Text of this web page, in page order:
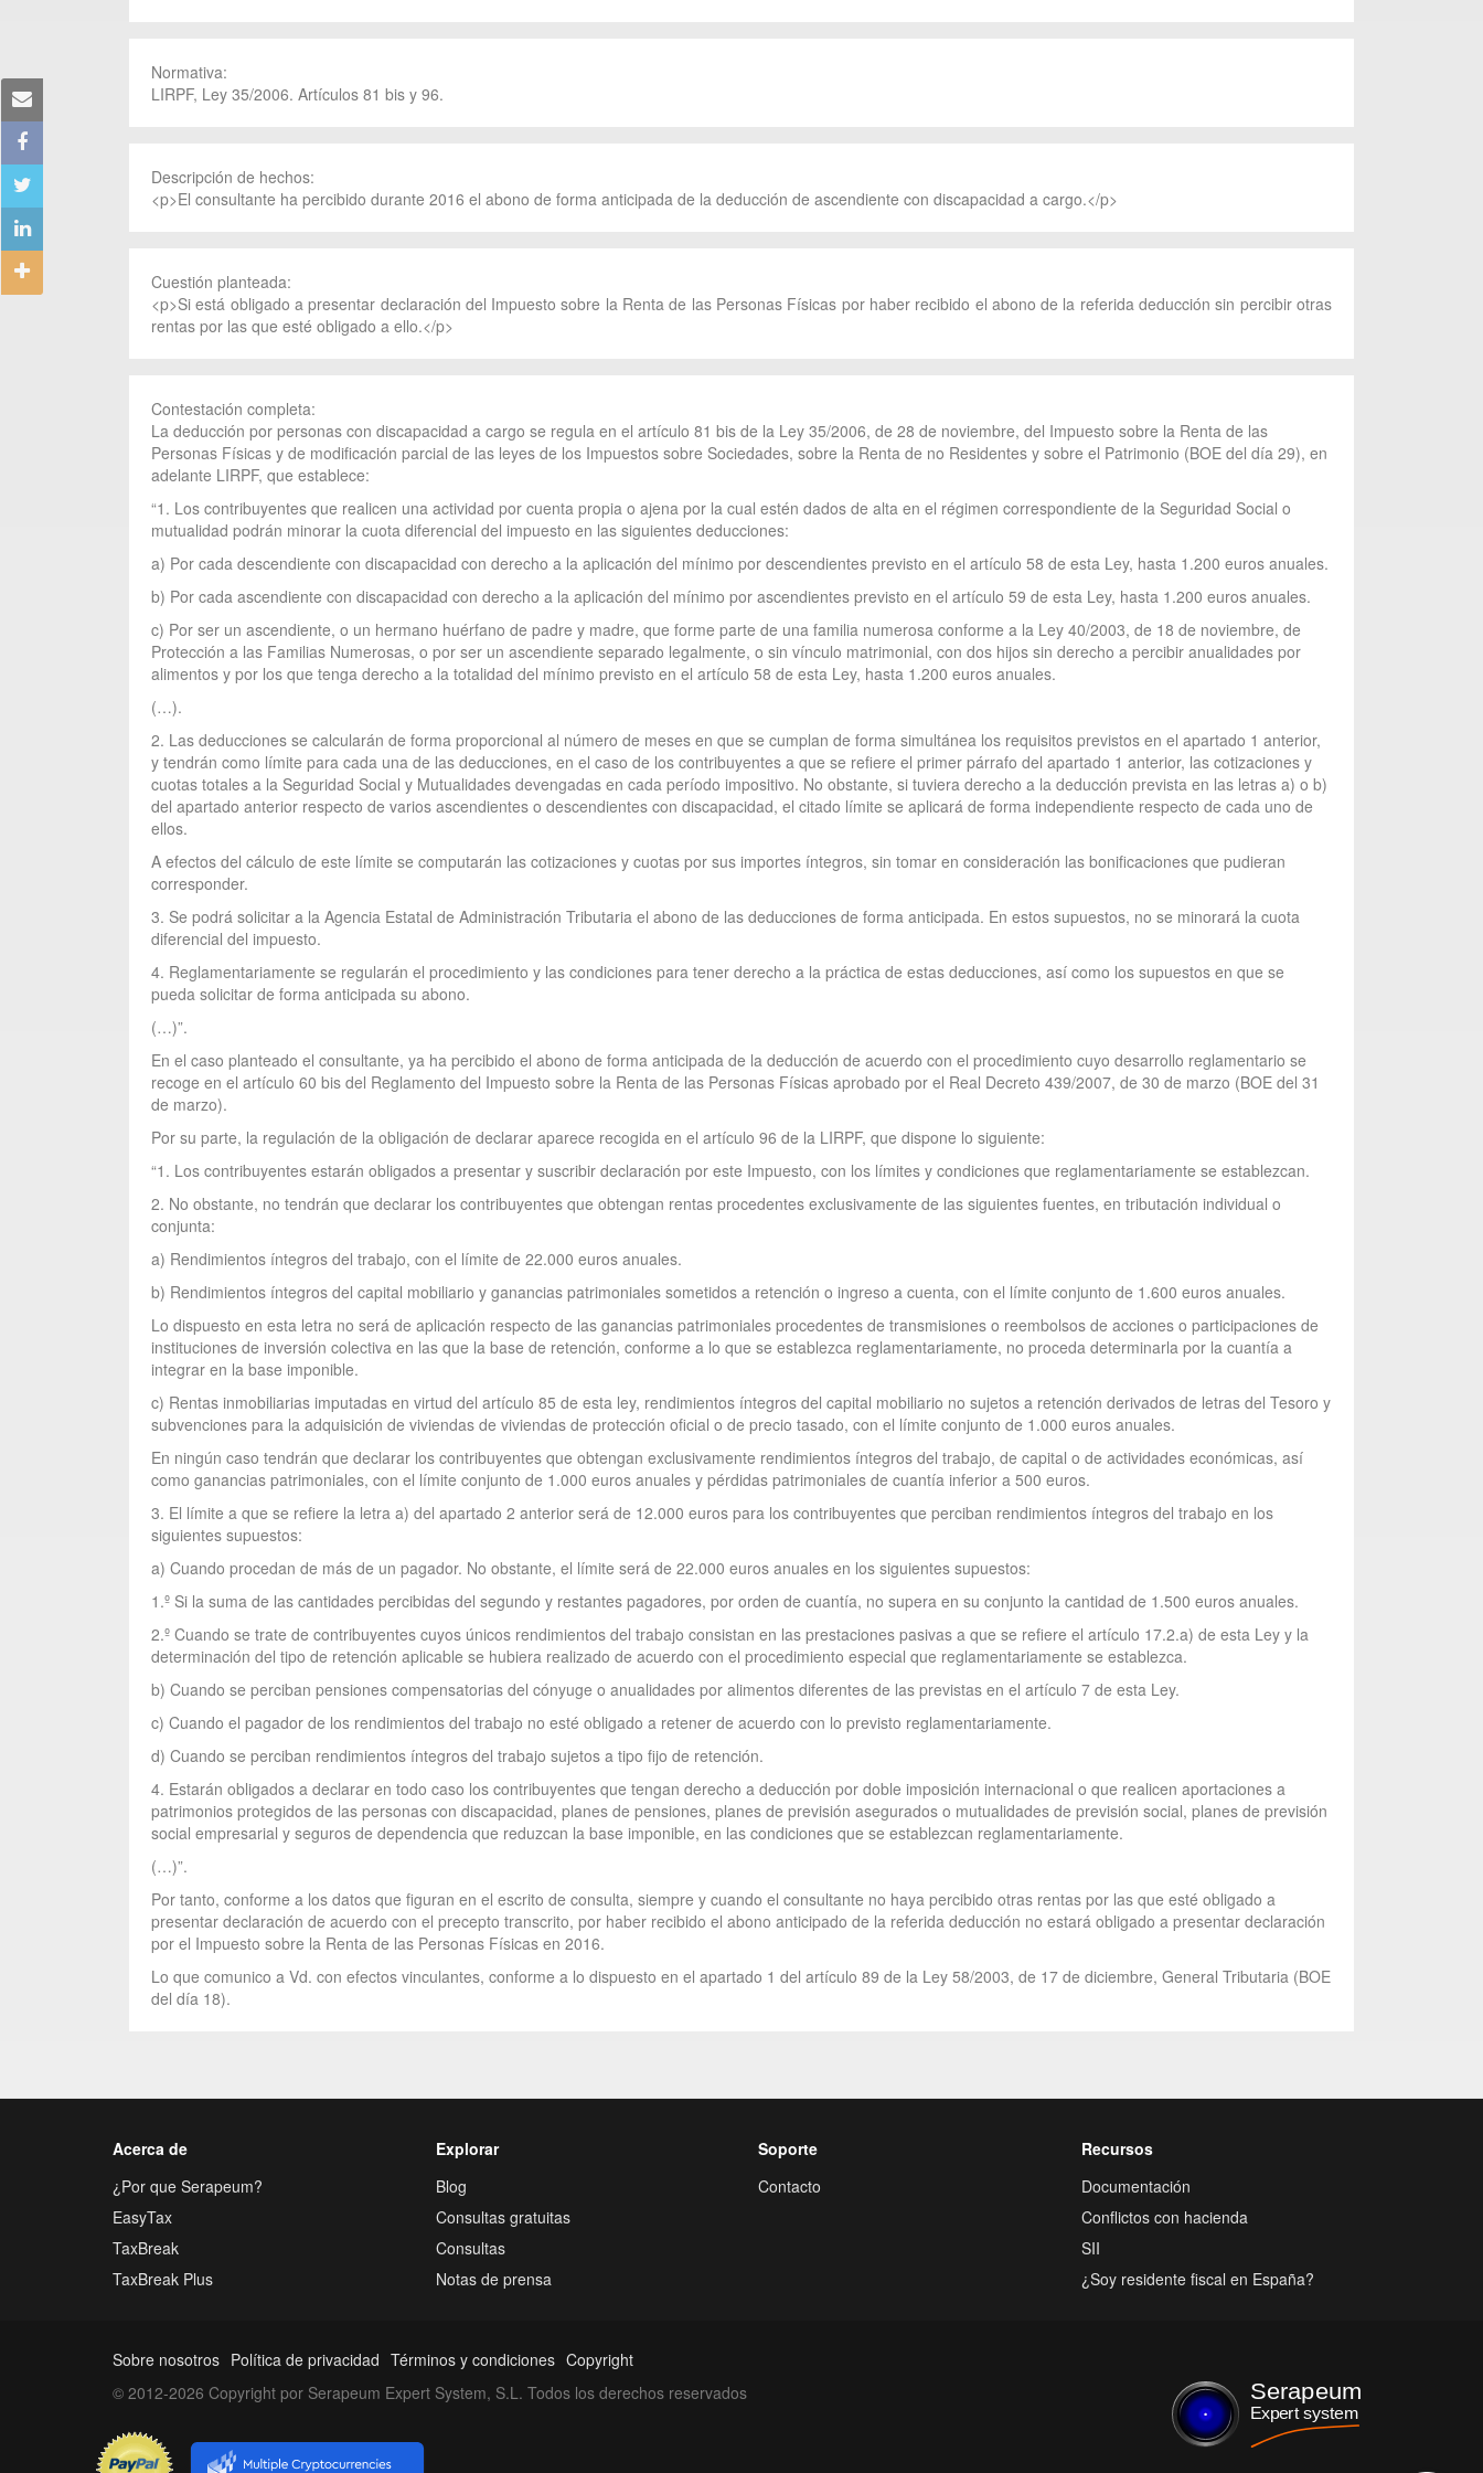
Normativa:
LIRPF, Ley 35/2006. Artículos 81 bis y 96.
Descripción de hechos:
<p>El consultante ha percibido durante 2016 el abono de forma anticipada de la deducción de ascendiente con discapacidad a cargo.</p>
Cuestión planteada:
<p>Si está obligado a presentar declaración del Impuesto sobre la Renta de las Personas Físicas por haber recibido el abono de la referida deducción sin percibir otras
rentas por las que esté obligado a ello.</p>
Contestación completa:
La deducción por personas con discapacidad a cargo se regula en el artículo 81 bis de la Ley 35/2006, de 28 de noviembre, del Impuesto sobre la Renta de las
Personas Físicas y de modificación parcial de las leyes de los Impuestos sobre Sociedades, sobre la Renta de no Residentes y sobre el Patrimonio (BOE del día 29), en
adelante LIRPF, que establece:
“1. Los contribuyentes que realicen una actividad por cuenta propia o ajena por la cual estén dados de alta en el régimen correspondiente de la Seguridad Social o
mutualidad podrán minorar la cuota diferencial del impuesto en las siguientes deducciones:
a) Por cada descendiente con discapacidad con derecho a la aplicación del mínimo por descendientes previsto en el artículo 58 de esta Ley, hasta 1.200 euros anuales.
b) Por cada ascendiente con discapacidad con derecho a la aplicación del mínimo por ascendientes previsto en el artículo 59 de esta Ley, hasta 1.200 euros anuales.
c) Por ser un ascendiente, o un hermano huérfano de padre y madre, que forme parte de una familia numerosa conforme a la Ley 40/2003, de 18 de noviembre, de
Protección a las Familias Numerosas, o por ser un ascendiente separado legalmente, o sin vínculo matrimonial, con dos hijos sin derecho a percibir anualidades por
alimentos y por los que tenga derecho a la totalidad del mínimo previsto en el artículo 58 de esta Ley, hasta 1.200 euros anuales.
(…).
2. Las deducciones se calcularán de forma proporcional al número de meses en que se cumplan de forma simultánea los requisitos previstos en el apartado 1 anterior,
y tendrán como límite para cada una de las deducciones, en el caso de los contribuyentes a que se refiere el primer párrafo del apartado 1 anterior, las cotizaciones y
cuotas totales a la Seguridad Social y Mutualidades devengadas en cada período impositivo. No obstante, si tuviera derecho a la deducción prevista en las letras a) o b)
del apartado anterior respecto de varios ascendientes o descendientes con discapacidad, el citado límite se aplicará de forma independiente respecto de cada uno de
ellos.
A efectos del cálculo de este límite se computarán las cotizaciones y cuotas por sus importes íntegros, sin tomar en consideración las bonificaciones que pudieran
corresponder.
3. Se podrá solicitar a la Agencia Estatal de Administración Tributaria el abono de las deducciones de forma anticipada. En estos supuestos, no se minorará la cuota
diferencial del impuesto.
4. Reglamentariamente se regularán el procedimiento y las condiciones para tener derecho a la práctica de estas deducciones, así como los supuestos en que se
pueda solicitar de forma anticipada su abono.
(…)”.
En el caso planteado el consultante, ya ha percibido el abono de forma anticipada de la deducción de acuerdo con el procedimiento cuyo desarrollo reglamentario se
recoge en el artículo 60 bis del Reglamento del Impuesto sobre la Renta de las Personas Físicas aprobado por el Real Decreto 439/2007, de 30 de marzo (BOE del 31
de marzo).
Por su parte, la regulación de la obligación de declarar aparece recogida en el artículo 96 de la LIRPF, que dispone lo siguiente:
“1. Los contribuyentes estarán obligados a presentar y suscribir declaración por este Impuesto, con los límites y condiciones que reglamentariamente se establezcan.
2. No obstante, no tendrán que declarar los contribuyentes que obtengan rentas procedentes exclusivamente de las siguientes fuentes, en tributación individual o
conjunta:
a) Rendimientos íntegros del trabajo, con el límite de 22.000 euros anuales.
b) Rendimientos íntegros del capital mobiliario y ganancias patrimoniales sometidos a retención o ingreso a cuenta, con el límite conjunto de 1.600 euros anuales.
Lo dispuesto en esta letra no será de aplicación respecto de las ganancias patrimoniales procedentes de transmisiones o reembolsos de acciones o participaciones de
instituciones de inversión colectiva en las que la base de retención, conforme a lo que se establezca reglamentariamente, no proceda determinarla por la cuantía a
integrar en la base imponible.
c) Rentas inmobiliarias imputadas en virtud del artículo 85 de esta ley, rendimientos íntegros del capital mobiliario no sujetos a retención derivados de letras del Tesoro y
subvenciones para la adquisición de viviendas de viviendas de protección oficial o de precio tasado, con el límite conjunto de 1.000 euros anuales.
En ningún caso tendrán que declarar los contribuyentes que obtengan exclusivamente rendimientos íntegros del trabajo, de capital o de actividades económicas, así
como ganancias patrimoniales, con el límite conjunto de 1.000 euros anuales y pérdidas patrimoniales de cuantía inferior a 500 euros.
3. El límite a que se refiere la letra a) del apartado 2 anterior será de 12.000 euros para los contribuyentes que perciban rendimientos íntegros del trabajo en los
siguientes supuestos:
a) Cuando procedan de más de un pagador. No obstante, el límite será de 22.000 euros anuales en los siguientes supuestos:
1.º Si la suma de las cantidades percibidas del segundo y restantes pagadores, por orden de cuantía, no supera en su conjunto la cantidad de 1.500 euros anuales.
2.º Cuando se trate de contribuyentes cuyos únicos rendimientos del trabajo consistan en las prestaciones pasivas a que se refiere el artículo 17.2.a) de esta Ley y la
determinación del tipo de retención aplicable se hubiera realizado de acuerdo con el procedimiento especial que reglamentariamente se establezca.
b) Cuando se perciban pensiones compensatorias del cónyuge o anualidades por alimentos diferentes de las previstas en el artículo 7 de esta Ley.
c) Cuando el pagador de los rendimientos del trabajo no esté obligado a retener de acuerdo con lo previsto reglamentariamente.
d) Cuando se perciban rendimientos íntegros del trabajo sujetos a tipo fijo de retención.
4. Estarán obligados a declarar en todo caso los contribuyentes que tengan derecho a deducción por doble imposición internacional o que realicen aportaciones a
patrimonios protegidos de las personas con discapacidad, planes de pensiones, planes de previsión asegurados o mutualidades de previsión social, planes de previsión
social empresarial y seguros de dependencia que reduzcan la base imponible, en las condiciones que se establezcan reglamentariamente.
(…)”.
Por tanto, conforme a los datos que figuran en el escrito de consulta, siempre y cuando el consultante no haya percibido otras rentas por las que esté obligado a
presentar declaración de acuerdo con el precepto transcrito, por haber recibido el abono anticipado de la referida deducción no estará obligado a presentar declaración
por el Impuesto sobre la Renta de las Personas Físicas en 2016.
Lo que comunico a Vd. con efectos vinculantes, conforme a lo dispuesto en el apartado 1 del artículo 89 de la Ley 58/2003, de 17 de diciembre, General Tributaria (BOE
del día 18).
Acerca de
¿Por que Serapeum?
EasyTax
TaxBreak
TaxBreak Plus
Explorar
Blog
Consultas gratuitas
Consultas
Notas de prensa
Soporte
Contacto
Recursos
Documentación
Conflictos con hacienda
SII
¿Soy residente fiscal en España?
Sobre nosotros Política de privacidad Términos y condiciones Copyright
© 2012-2026 Copyright por Serapeum Expert System, S.L. Todos los derechos reservados